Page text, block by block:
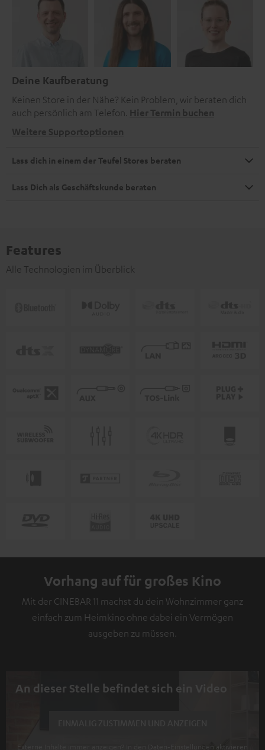
Deine Kaufberatung
Keinen Store in der Nähe? Kein Problem, wir beraten dich
auch persönlich am Telefon. Hier Termin buchen
Weitere Supportoptionen
Lass dich in einem der Teufel Stores beraten
Lass Dich als Geschäftskunde beraten
Features
Alle Technologien im Überblick
Vorhang auf für großes Kino
Mit der CINEBAR 11 machst du dein Wohnzimmer ganz
einfach zum Heimkino ohne dabei ein Vermögen
ausgeben zu müssen.
An dieser Stelle befindet sich ein Video
Externe Inhalte immer anzeigen? In den Daten‑Einstellungen aktivieren